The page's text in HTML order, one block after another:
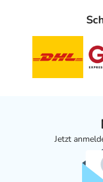
Jetzt